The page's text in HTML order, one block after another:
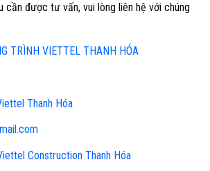
cần được tư vấn, vui lòng liên hệ với chúng
TRÌNH VIETTEL THANH HÓA
Thanh Hóa
Construction Thanh Hóa